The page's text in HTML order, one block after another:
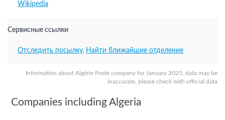
Information about Algérie Poste company for January 2025, data may be
inaccurate, please check with official data
Wikipedia
Сервисные ссылки
Отследить посылку, Найти ближайшие отделение
Companies including Algeria